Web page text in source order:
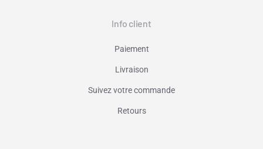
Info client
Paiement
Livraison
Suivez votre commande
Retours